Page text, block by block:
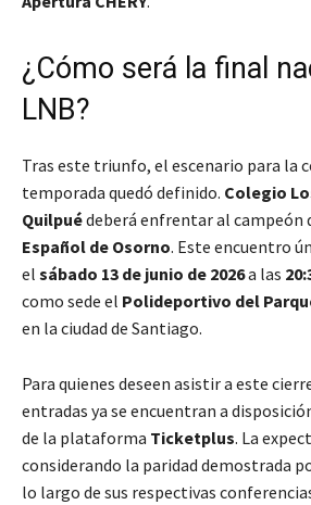
¿Cómo será la final
LNB?
Tras este triunfo, el escenario para la
temporada quedó definido. Colegio
Quilpuédeberá enfrentar al campeón
Español de Osorno. Este encuentro
el sábado 13 de junio de 2026a las
como sede el Polideportivo del
en la ciudad de Santiago.
Para quienes deseen asistir a este
entradas ya se encuentran a
de la plataforma Ticketplus. La
considerando la paridad demostrada
lo largo de sus respectivas